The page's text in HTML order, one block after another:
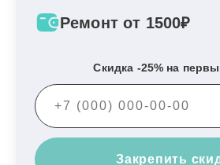
Ремонт от 1500₽
Скидка -25% на
Закрепить